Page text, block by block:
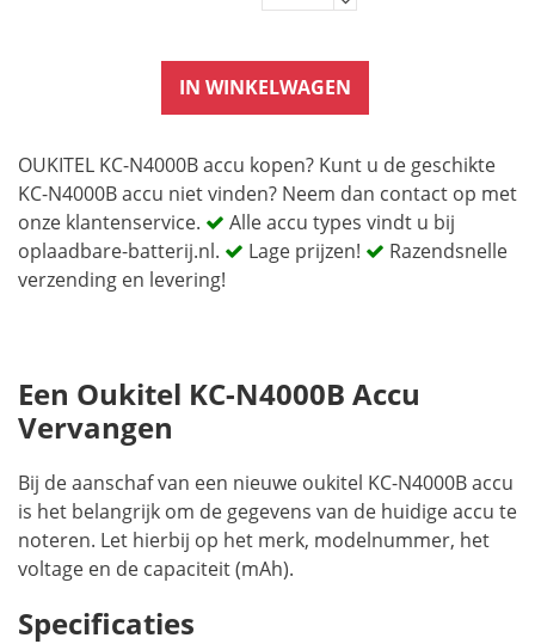
IN WINKELWAGEN
OUKITEL KC-N4000B accu kopen? Kunt u de geschikte
KC-N4000B accu niet vinden? Neem dan contact op met
onze klantenservice.
Alle accu types vindt u bij
oplaadbare-batterij.nl.
Lage prijzen!
Razendsnelle
verzending en levering!
Een Oukitel KC-N4000B Accu
Vervangen
Bij de aanschaf van een nieuwe oukitel KC-N4000B accu
is het belangrijk om de gegevens van de huidige accu te
noteren. Let hierbij op het merk, modelnummer, het
voltage en de capaciteit (mAh).
Specificaties